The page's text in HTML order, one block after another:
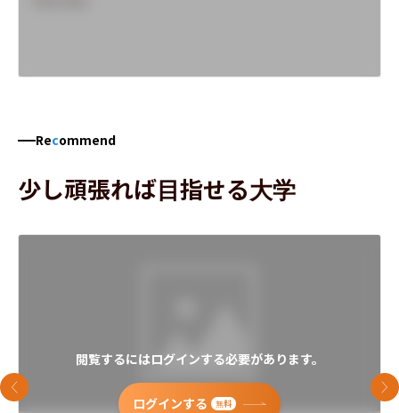
Recommend
少し頑張れば目指せる大学
閲覧するにはログインする必要があります。
ログインする 無料
前のスライド 次